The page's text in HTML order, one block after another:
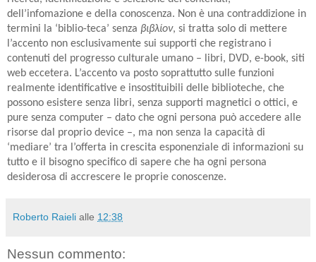
dell’infomazione e della conoscenza. Non è una contraddizione in
termini la ‘biblio-teca’ senza βιβλίον, si tratta solo di mettere
l’accento non esclusivamente sui supporti che registrano i
contenuti del progresso culturale umano – libri, DVD, e-book, siti
web eccetera. L’accento va posto soprattutto sulle funzioni
realmente identificative e insostituibili delle biblioteche, che
possono esistere senza libri, senza supporti magnetici o ottici, e
pure senza computer – dato che ogni persona può accedere alle
risorse dal proprio device –, ma non senza la capacità di
‘mediare’ tra l’offerta in crescita esponenziale di informazioni su
tutto e il bisogno specifico di sapere che ha ogni persona
desiderosa di accrescere le proprie conoscenze.
Roberto Raieli alle 12:38
Nessun commento: